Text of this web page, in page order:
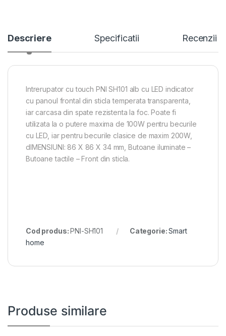
Descriere Specificatii Recenzii
Intrerupator cu touch PNI SH101 alb cu LED indicator
cu panoul frontal din sticla temperata transparenta,
iar carcasa din spate rezistenta la foc. Poate fi
utilizata la o putere maxima de 100W pentru becurile
cu LED, iar pentru becurile clasice de maxim 200W,
dIMENSIUNI: 86 X 86 X 34 mm, Butoane iluminate –
Butoane tactile – Front din sticla.
Cod produs:PNI-SH101 Categorie:Smart
home
Produse similare